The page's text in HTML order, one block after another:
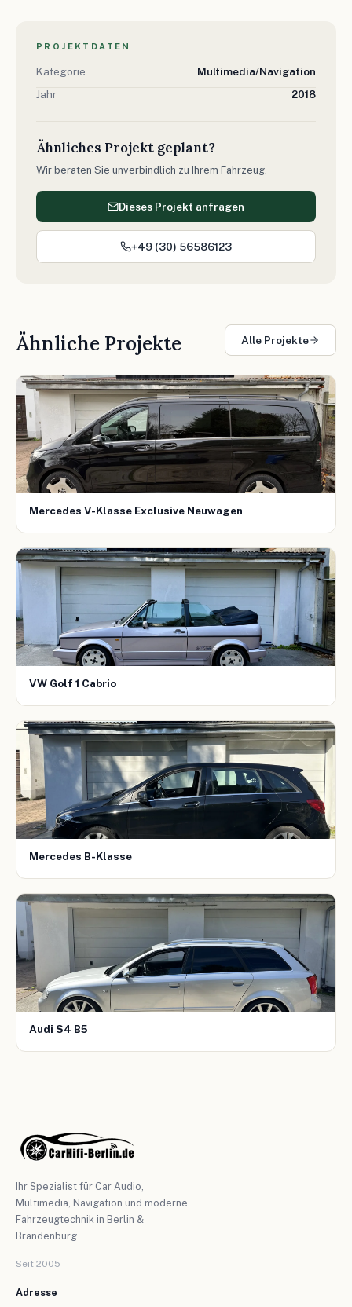
PROJEKTDATEN
Kategorie
Multimedia/Navigation
Jahr
2018
Ähnliches Projekt geplant?
Wir beraten Sie unverbindlich zu Ihrem Fahrzeug.
Dieses Projekt anfragen
+49 (30) 56586123
Ähnliche Projekte Alle Projekte
Mercedes V-Klasse Exclusive Neuwagen
VW Golf 1 Cabrio
Mercedes B-Klasse
Audi S4 B5
Ihr Spezialist für Car Audio,
Multimedia, Navigation und moderne
Fahrzeugtechnik in Berlin &
Brandenburg.
Seit 2005
Adresse